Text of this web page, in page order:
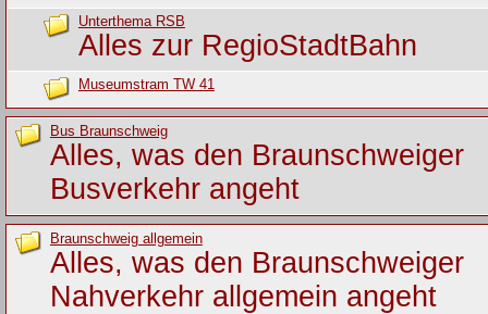
Unterthema RSB
Alles zur RegioStadtBahn
Museumstram TW 41
Bus Braunschweig
Alles, was den Braunschweiger
Busverkehr angeht
Braunschweig allgemein
Alles, was den Braunschweiger
Nahverkehr allgemein angeht